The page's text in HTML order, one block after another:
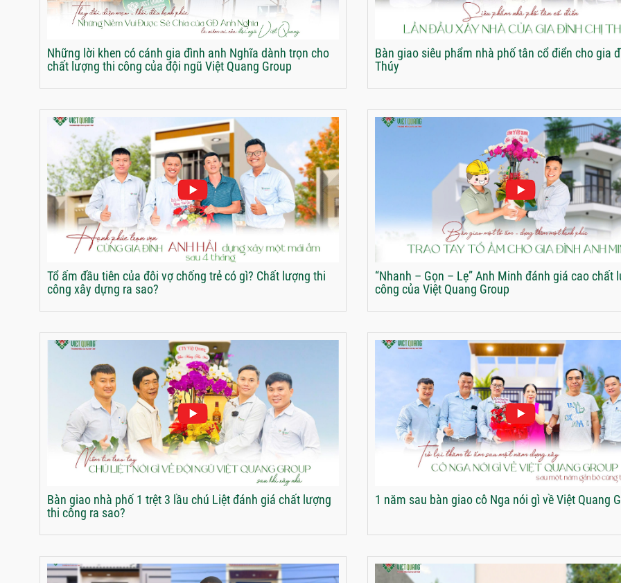
Những lời khen có cánh gia đình anh Nghĩa dành trọn cho
chất lượng thi công của đội ngũ Việt Quang Group
Bàn giao siêu phẩm nhà phố tân cổ điển cho gia
Thúy
Tổ ấm đầu tiên của đôi vợ chống trẻ có gì? Chất lượng thi
công xây dựng ra sao?
“Nhanh – Gọn – Lẹ” Anh Minh đánh giá cao chất
công của Việt Quang Group
Bàn giao nhà phố 1 trệt 3 lầu chú Liệt đánh giá chất lượng
thi công ra sao?
1 năm sau bàn giao cô Nga nói gì về Việt Quang